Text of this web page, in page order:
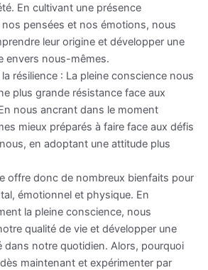
En cultivant une présence
pensées et nos émotions, nous
leur origine et développer une
envers nous-mêmes.
résilience : La pleine conscience nous
plus grande résistance face aux
nous ancrant dans le moment
mieux préparés à faire face aux défis
en adoptant une attitude plus
offre donc de nombreux bienfaits pour
émotionnel et physique. En
la pleine conscience, nous
qualité de vie et développer une
dans notre quotidien. Alors, pourquoi
maintenant et expérimenter par